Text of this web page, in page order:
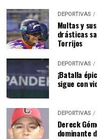
DEPORTIVAS
Multas y
drásticas
Torrijos
DEPORTIVAS
¡Batalla
sigue con
DEPORTIVAS
Dereck
dominante